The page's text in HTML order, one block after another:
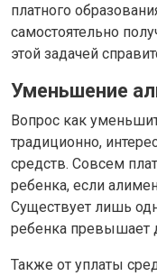
платного
самостоятельно
этой задачей
Уменьшение
Вопрос как
традиционно,
средств. Совсем
ребенка, если
Существует лишь
ребенка превышает
Также от уплаты